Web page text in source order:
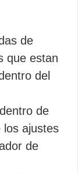
de
que estan
del
de
los ajustes
de